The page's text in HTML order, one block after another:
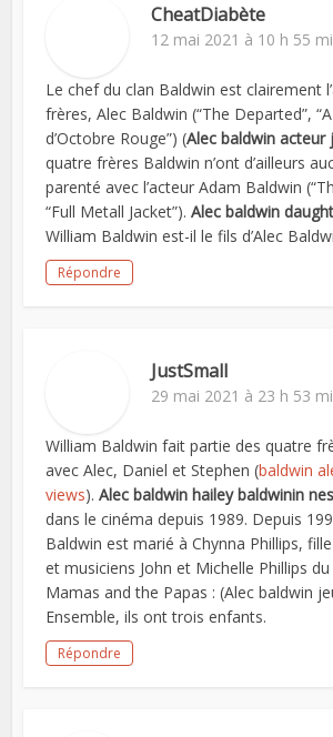
CheatDiabète
12 mai 2021 à 10 h 55
Le chef du clan Baldwin est clairement
frères, Alec Baldwin (“The Departed”,
d’Octobre Rouge”) (Alec baldwin acteur
quatre frères Baldwin n’ont d’ailleurs
parenté avec l’acteur Adam Baldwin
“Full Metall Jacket”).Alec baldwin
William Baldwin est-il le fils d’Alec
Répondre
JustSmall
29 mai 2021 à 23 h 53
William Baldwin fait partie des quatre
avec Alec, Daniel et Stephen (baldwin
views).Alec baldwin hailey baldwinin
dans le cinéma depuis 1989. Depuis
Baldwin est marié à Chynna Phillips,
et musiciens John et Michelle Phillips
Mamas and the Papas : (Alec baldwin
Ensemble, ils ont trois enfants.
Répondre